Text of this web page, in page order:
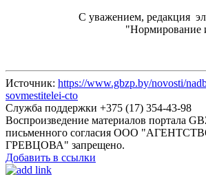
С уважением, редакция
"Нормирование
Источник: https://www.gbzp.by/novosti/
sovmestitelei-cto
Служба поддержки +375 (17) 354-43-98
Воспроизведение материалов портала
письменного согласия OOO
ГРЕВЦОВА" запрещено.
Добавить в ссылки